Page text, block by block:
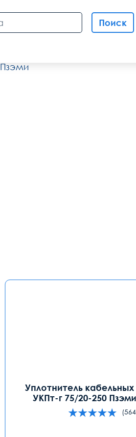
Поиск
Пзэми
Уплотнитель
УКПт-г 75/20-250